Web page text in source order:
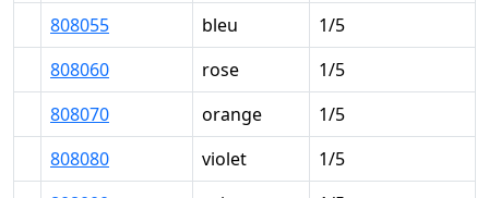
808055
bleu
1/5
808060
rose
1/5
808070
orange
1/5
808080
violet
1/5